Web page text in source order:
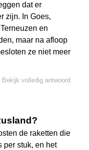
dat er
zijn. In Goes,
en
maar na afloop
ze niet meer
Bekijk volledig antwoord
de raketten die
per stuk, en het